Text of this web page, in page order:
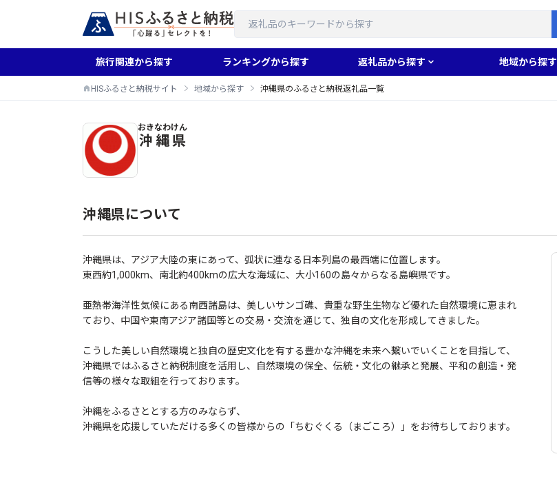
旅行関連から探す ランキングから探す 返礼品から探す 地域から探す
HISふるさと納税サイト 地域から探す 沖縄県のふるさと納税返礼品一覧
沖縄県のふるさと納税返礼品一覧
沖縄県
おきなわけん
沖縄県について
沖縄県は、アジア大陸の東にあって、弧状に連なる日本列島の最西端に位置します。
東西約1,000km、南北約400kmの広大な海域に、大小160の島々からなる島嶼県です。
亜熱帯海洋性気候にある南西諸島は、美しいサンゴ礁、貴重な野生生物など優れた自然環境に恵まれ
ており、中国や東南アジア諸国等との交易・交流を通じて、独自の文化を形成してきました。
こうした美しい自然環境と独自の歴史文化を有する豊かな沖縄を未来へ繋いでいくことを目指して、
沖縄県ではふるさと納税制度を活用し、自然環境の保全、伝統・文化の継承と発展、平和の創造・発
信等の様々な取組を行っております。
沖縄をふるさととする方のみならず、
沖縄県を応援していただける多くの皆様からの「ちむぐくる（まごころ）」をお待ちしております。